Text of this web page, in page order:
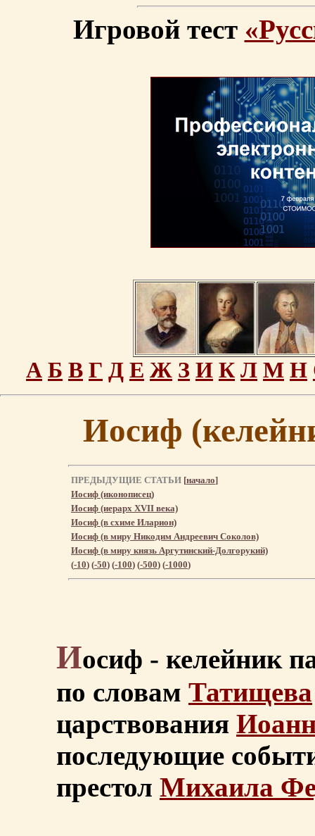
Игровой тест
А Б В Г Д Е Ж З И К Л М Н
Иосиф
ПРЕДЫДУЩИЕ СТАТЬИ [начало]
Иосиф (иконописец)
Иосиф (иерарх XVII века)
Иосиф (в схиме Иларион)
Иосиф (в миру Никодим Андреевич Соколов)
Иосиф (в миру князь Аргутинский-Долгорукий)
(-10) (-50) (-100) (-500) (-1000)
Иосиф - келейник
по словам Татищева
царствования
последующие
престол Михаила